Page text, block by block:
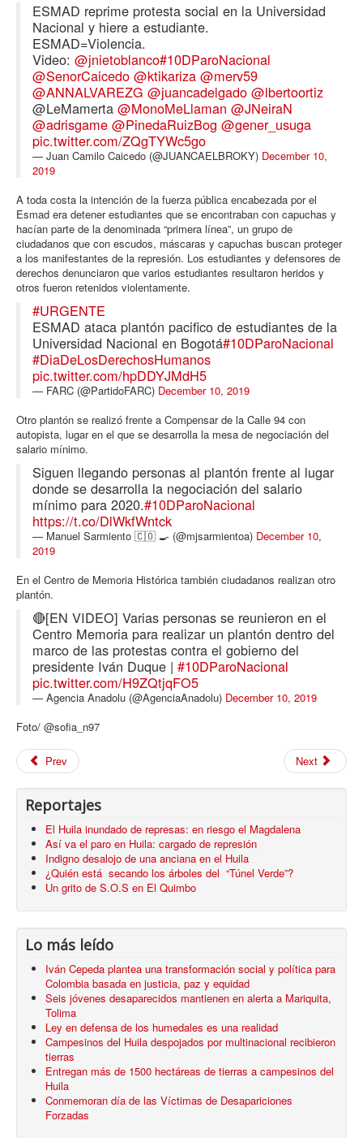
ESMAD reprime protesta social en la Universidad
Nacional y hiere a estudiante.
ESMAD=Violencia.
Video: @jnietoblanco#10DParoNacional
@SenorCaicedo @ktikariza @merv59
@ANNALVAREZG @juancadelgado @lbertoortiz
@LeMamerta @MonoMeLlaman @JNeiraN
@adrisgame @PinedaRuizBog @gener_usuga
pic.twitter.com/ZQgTYWc5go
— Juan Camilo Caicedo (@JUANCAELBROKY) December 10,
2019
A toda costa la intención de la fuerza pública encabezada por el
Esmad era detener estudiantes que se encontraban con capuchas y
hacían parte de la denominada “primera línea”, un grupo de
ciudadanos que con escudos, máscaras y capuchas buscan proteger
a los manifestantes de la represión. Los estudiantes y defensores de
derechos denunciaron que varios estudiantes resultaron heridos y
otros fueron retenidos violentamente.
#URGENTE
ESMAD ataca plantón pacifico de estudiantes de la
Universidad Nacional en Bogotá#10DParoNacional
#DiaDeLosDerechosHumanos
pic.twitter.com/hpDDYJMdH5
— FARC (@PartidoFARC) December 10, 2019
Otro plantón se realizó frente a Compensar de la Calle 94 con
autopista, lugar en el que se desarrolla la mesa de negociación del
salario mínimo.
Siguen llegando personas al plantón frente al lugar
donde se desarrolla la negociación del salario
mínimo para 2020.#10DParoNacional
https://t.co/DlWkfWntck
— Manuel Sarmiento 🇨🇴 🍳 (@mjsarmientoa) December 10,
2019
En el Centro de Memoria Histórica también ciudadanos realizan otro
plantón.
🔴[EN VIDEO] Varias personas se reunieron en el
Centro Memoria para realizar un plantón dentro del
marco de las protestas contra el gobierno del
presidente Iván Duque | #10DParoNacional
pic.twitter.com/H9ZQtjqFO5
— Agencia Anadolu (@AgenciaAnadolu) December 10, 2019
Foto/ @sofia_n97
Prev Next
Reportajes
El Huila inundado de represas: en riesgo el Magdalena
Así va el paro en Huila: cargado de represión
Indigno desalojo de una anciana en el Huila
¿Quién está secando los árboles del “Túnel Verde”?
Un grito de S.O.S en El Quimbo
Lo más leído
Iván Cepeda plantea una transformación social y política para
Colombia basada en justicia, paz y equidad
Seis jóvenes desaparecidos mantienen en alerta a Mariquita,
Tolima
Ley en defensa de los humedales es una realidad
Campesinos del Huila despojados por multinacional recibieron
tierras
Entregan más de 1500 hectáreas de tierras a campesinos del
Huila
Conmemoran día de las Víctimas de Desapariciones
Forzadas